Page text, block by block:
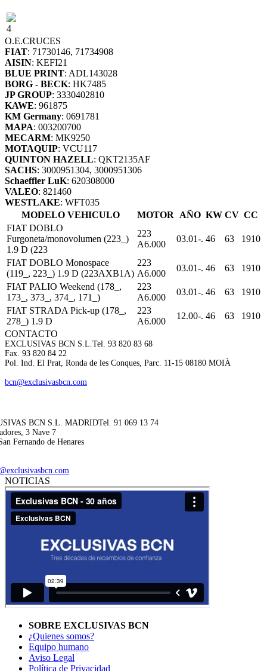
4
O.E.CRUCES
FIAT: 71730146, 71734908
AISIN: KEFI21
BLUE PRINT: ADL143028
BORG - BECK: HK7485
JP GROUP: 3330402810
KAWE: 961875
KM Germany: 0691781
MAPA: 003200700
MECARM: MK9250
MOTAQUIP: VCU117
QUINTON HAZELL: QKT2135AF
SACHS: 3000951304, 3000951306
Schaeffler LuK: 620308000
VALEO: 821460
WESTLAKE: WFT035
MODELO VEHICULO
MOTOR AÑO KW CV CC
FIAT DOBLO
Furgoneta/monovolumen (223_)
1.9 D (223
223
A6.000
03.01-. 46 63 1910
FIAT DOBLO Monospace
(119_, 223_) 1.9 D (223AXB1A)
223
A6.000
03.01-. 46 63
1910
FIAT PALIO Weekend (178_,
173_, 373_, 374_, 171_)
223
A6.000
03.01-. 46 63
1910
FIAT STRADA Pick-up (178_,
278_) 1.9 D
223
A6.000
12.00-. 46 63
1910
CONTACTO
EXCLUSIVAS BCN S.L. Tel. 93 820 83 68
Fax. 93 820 84 22
Pol. Ind. El Prat, Ronda de les Conques, Parc. 11-15 08180 MOIÀ
bcn@exclusivasbcn.com
BCN S.L. MADRIDTel. 91 069 13 74
3 Nave 7
Fernando de Henares
NOTICIAS
SOBRE EXCLUSIVAS BCN
¿Quienes somos?
Equipo humano
Aviso Legal
Política de Privacidad